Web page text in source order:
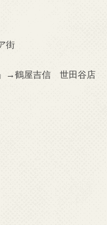
街
」→鶴屋吉信 世田谷店